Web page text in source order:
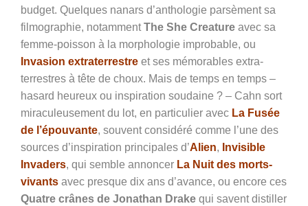
budget. Quelques nanars d’anthologie parsèment sa
filmographie, notammentThe She Creature avec sa
femme-poisson à la morphologie improbable, ou
Invasion extraterrestre et ses mémorables extra-
terrestres à tête de choux. Mais de temps en temps –
hasard heureux ou inspiration soudaine ? – Cahn sort
miraculeusement du lot, en particulier avec La Fusée
de l’épouvante, souvent considéré comme l’une des
sources d’inspiration principales d’Alien, Invisible
Invaders, qui semble annoncer La Nuit des morts-
vivants avec presque dix ans d’avance, ou encore ces
Quatre crânes de Jonathan Drake qui savent distiller